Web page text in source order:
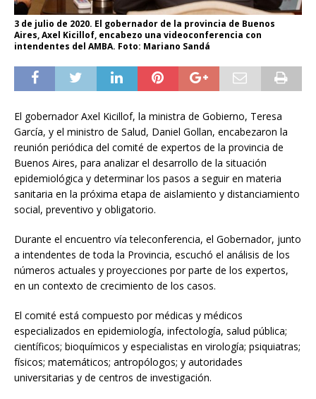
3 de julio de 2020. El gobernador de la provincia de Buenos
Aires, Axel Kicillof, encabezo una videoconferencia con
intendentes del AMBA. Foto: Mariano Sandá
El gobernador Axel Kicillof, la ministra de Gobierno, Teresa
García, y el ministro de Salud, Daniel Gollan, encabezaron la
reunión periódica del comité de expertos de la provincia de
Buenos Aires, para analizar el desarrollo de la situación
epidemiológica y determinar los pasos a seguir en materia
sanitaria en la próxima etapa de aislamiento y distanciamiento
social, preventivo y obligatorio.
Durante el encuentro vía teleconferencia, el Gobernador, junto
a intendentes de toda la Provincia, escuchó el análisis de los
números actuales y proyecciones por parte de los expertos,
en un contexto de crecimiento de los casos.
El comité está compuesto por médicas y médicos
especializados en epidemiología, infectología, salud pública;
científicos; bioquímicos y especialistas en virología; psiquiatras;
físicos; matemáticos; antropólogos; y autoridades
universitarias y de centros de investigación.